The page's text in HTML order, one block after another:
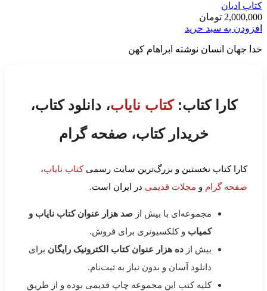
کتاب ادیان
2,000,000 تومان
افزودن به سبد خرید
خدا جهان انسان نوشته ابراهام کهن
کارا کتاب:کتاب نایاب، دانلود کتاب،
خریدار کتاب، صفحه گرام
کارا کتاب نخستین و بزرگ‌ترین سایت رسمیکتاب نایاب،
صفحه گرام و مجلات قدیمی در ایران است.
مجموعه‌ای با بیش از صد هزار عنوان کتاب نایاب و
کمیاب و کلکسیونری برای فروش.
بیش از ده هزار عنوان کتاب الکترونیک رایگان برای
دانلود آسان و بدون نیاز به ثبت‌نام.
کلیه کتب این مجموعه چاپ قدیمی بوده و از طریق